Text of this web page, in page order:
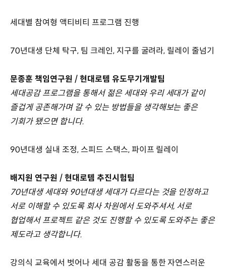
세대별 참여형 액티비티 프로그램 진행
70년대생 단체 탁구, 팀 크레인, 지구를 굴려라, 릴레이 줄넘기
문종훈 책임연구원 / 현대로템 유도무기개발팀
세대공감 프로그램을 통해서 젊은 세대와 우리 세대가 같이
즐겁게 공존해가며 갈 수 있는 방법들을 생각해보는 좋은
기회가 됐으면 합니다.
90년대생 실내 조정, 스피드 스택스, 파이프 릴레이
배지원 연구원 / 현대로템 추진시험팀
70년대생 세대와 90년대생 세대가 다르다는 것을 인정하고
서로 이해할 수 있도록 회사 차원에서 도와주셔서, 서로
협업해서 프로젝트 같은 것도 진행할 수 있도록 도와주는 좋은
제도라고 생각합니다.
강의식 교육에서 벗어나 세대 공감 활동을 통한 자연스러운